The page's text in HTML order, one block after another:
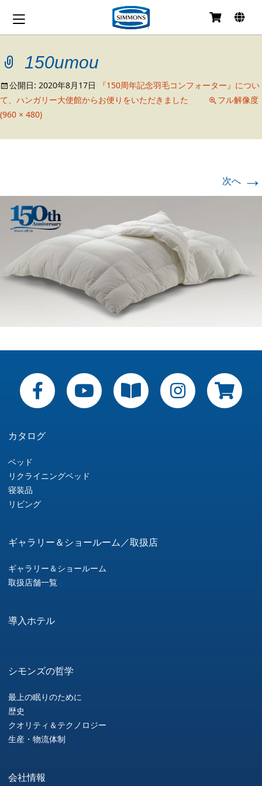
ン
へ
移
動
150umou
公開日: 2020年8月17日
『150周年記念羽毛コンフォーター』につい
て、ハンガリー大使館からお便りをいただきました
フル解像度
(960 × 480)
次へ →
カタログ
ベッド
リクライニングベッド
寝装品
リビング
ギャラリー＆ショールーム／取扱店
ギャラリー＆ショールーム
取扱店舗一覧
導入ホテル
シモンズの哲学
最上の眠りのために
歴史
クオリティ＆テクノロジー
生産・物流体制
会社情報